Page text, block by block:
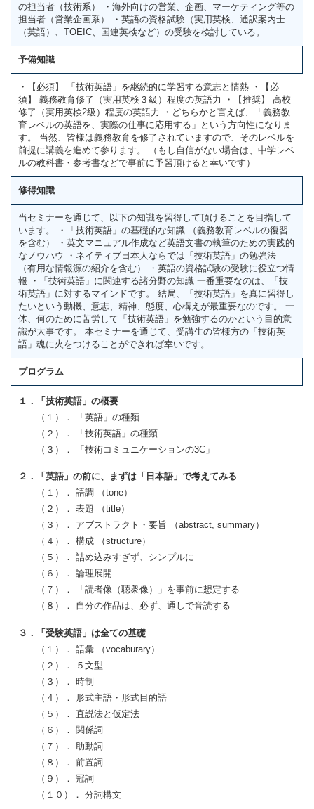
の担当者（技術系） ・海外向けの営業、企画、マーケティング等の
担当者（営業企画系） ・英語の資格試験（実用英検、通訳案内士
（英語）、TOEIC、国連英検など）の受験を検討している。
予備知識
・【必須】 「技術英語」を継続的に学習する意志と情熱 ・【必
須】 義務教育修了（実用英検３級）程度の英語力 ・【推奨】 高校
修了（実用英検2級）程度の英語力 ・どちらかと言えば、「義務教
育レベルの英語を、実際の仕事に応用する」という方向性になりま
す。 当然、皆様は義務教育を修了されていますので、そのレベルを
前提に講義を進めて参ります。 （もし自信がない場合は、中学レベ
ルの教科書・参考書などで事前に予習頂けると幸いです）
修得知識
当セミナーを通じて、以下の知識を習得して頂けることを目指して
います。 ・「技術英語」の基礎的な知識 （義務教育レベルの復習
を含む） ・英文マニュアル作成など英語文書の執筆のための実践的
なノウハウ ・ネイティブ日本人ならでは「技術英語」の勉強法
（有用な情報源の紹介を含む） ・英語の資格試験の受験に役立つ情
報 ・「技術英語」に関連する諸分野の知識 一番重要なのは、「技
術英語」に対するマインドです。 結局、「技術英語」を真に習得し
たいという動機、意志、精神、態度、心構えが最重要なのです。 一
体、何のために苦労して「技術英語」を勉強するのかという目的意
識が大事です。 本セミナーを通じて、受講生の皆様方の「技術英
語」魂に火をつけることができれば幸いです。
プログラム
１．「技術英語」の概要
（１）． 「英語」の種類
（２）． 「技術英語」の種類
（３）． 「技術コミュニケーションの3C」
２．「英語」の前に、まずは「日本語」で考えてみる
（１）． 語調 （tone）
（２）． 表題 （title）
（３）． アブストラクト・要旨 （abstract, summary）
（４）． 構成 （structure）
（５）． 詰め込みすぎず、シンプルに
（６）． 論理展開
（７）． 「読者像（聴衆像）」を事前に想定する
（８）． 自分の作品は、必ず、通しで音読する
３．「受験英語」は全ての基礎
（１）． 語彙 （vocaburary）
（２）． ５文型
（３）． 時制
（４）． 形式主語・形式目的語
（５）． 直説法と仮定法
（６）． 関係詞
（７）． 助動詞
（８）． 前置詞
（９）． 冠詞
（１０）． 分詞構文